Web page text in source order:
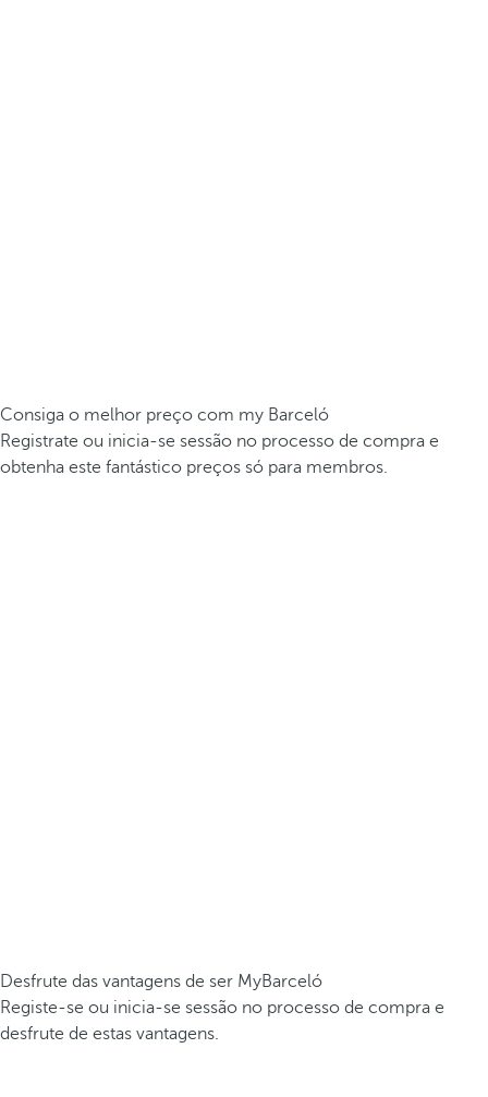
Consiga o melhor preço com my Barceló
Registrate ou inicia-se sessão no processo de compra e
obtenha este fantástico preços só para membros.
Desfrute das vantagens de ser MyBarceló
Registe-se ou inicia-se sessão no processo de compra e
desfrute de estas vantagens.